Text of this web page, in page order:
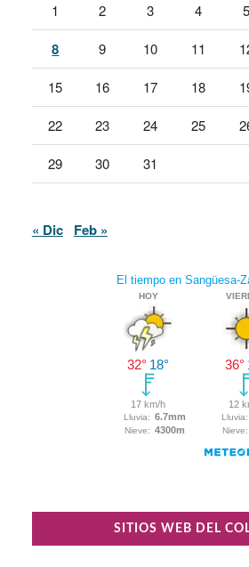
1 2 3 4 5
8 9 10 11
15 16 17 18
22 23 24 25
29 30 31
« Dic Feb »
SITIOS WEB DEL